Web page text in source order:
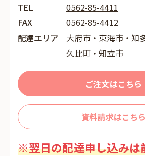
TEL
0562-85-4411
FAX
0562-85-4412
配達エリア
大府市・東海市・知
久比町・知立市
ご注文はこちら
資料請求はこちら
※翌日の配達申し込みは